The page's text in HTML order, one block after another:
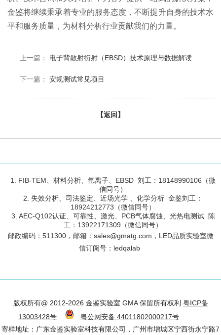
金鉴将继续秉承着专业的服务态度，不断提升自身的技术水
平和服务质量，为材料分析行业贡献我们的力量。
上一篇： 电子背散射衍射（EBSD）技术原理与数据解读
下一篇： 安规测试常见项目
【返回】
1. FIB-TEM、材料分析、氩离子、EBSD 刘工：18148990106（微
信同号）
2. 失效分析、司法鉴定、近场光学 、化学分析 金鉴刘工：
18924212773（微信同号）
3. AEC-Q102认证、可靠性、激光、PCB气体腐蚀、光热电测试 陈
工：13922171309（微信同号）
邮政编码： 511300，邮箱：sales@gmatg.com，LED品质实验室微
信订阅号：ledqalab
版权所有@ 2012-2026 金鉴实验室 GMA 保留所有权利 粤ICP备
13003428号
粤公网安备 44011802000217号
寄样地址：广东金鉴实验室科技有限公司，广州市增城区宁西街永宁路7